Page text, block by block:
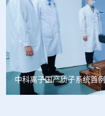
韩国忠清北道